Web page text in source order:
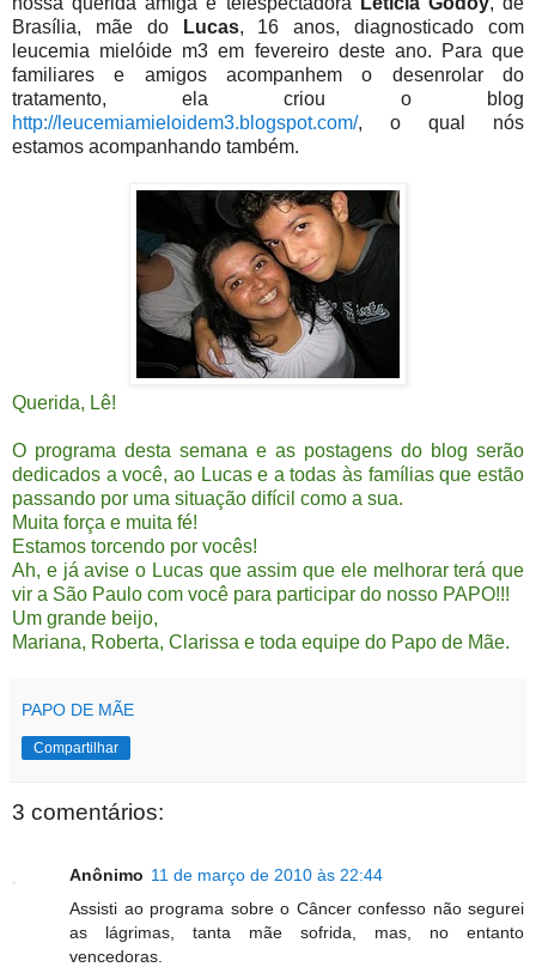
Brasília, mãe do
Lucas, 16 anos, diagnosticado com
leucemia mielóide m3 em fevereiro deste ano. Para que
familiares e amigos acompanhem o desenrolar do
tratamento, ela criou o blog
http://leucemiamieloidem3.blogspot.com/, o qual nós
estamos acompanhando também.
Querida, Lê!
O programa desta semana e as postagens do blog serão
dedicados a você, ao Lucas e a todas às famílias que estão
passando por uma situação difícil como a sua.
Muita força e muita fé!
Estamos torcendo por vocês!
Ah, e já avise o Lucas que assim que ele melhorar terá que
vir a São Paulo com você para participar do nosso PAPO!!!
Um grande beijo,
Mariana, Roberta, Clarissa e toda equipe do Papo de Mãe.
PAPO DE MÃE
Compartilhar
3 comentários:
Anônimo 11 de março de 2010 às 22:44
Assisti ao programa sobre o Câncer confesso não segurei
as lágrimas, tanta mãe sofrida, mas, no entanto
vencedoras.